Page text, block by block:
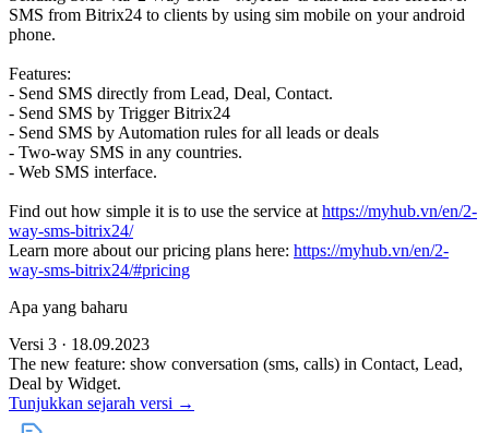
SMS from Bitrix24 to clients by using sim mobile on your android
phone.
Features:
- Send SMS directly from Lead, Deal, Contact.
- Send SMS by Trigger Bitrix24
- Send SMS by Automation rules for all leads or deals
- Two-way SMS in any сountries.
- Web SMS interface.
Find out how simple it is to use the service athttps://myhub.vn/en/2-
way-sms-bitrix24/
Learn more about our pricing plans here: https://myhub.vn/en/2-
way-sms-bitrix24/#pricing
Apa yang baharu
Versi 3 · 18.09.2023
The new feature: show conversation (sms, calls) in Contact, Lead,
Deal by Widget.
Tunjukkan sejarah versi →